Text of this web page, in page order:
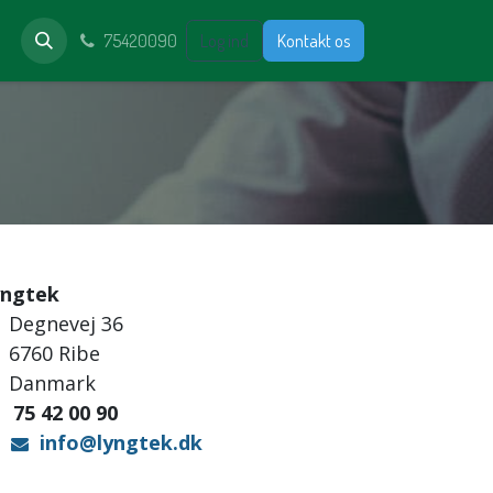
75420090 Log ind Kontakt os
Degnevej 36
6760 Ribe
Danmark
75 42 00 90
info@lyngtek.dk